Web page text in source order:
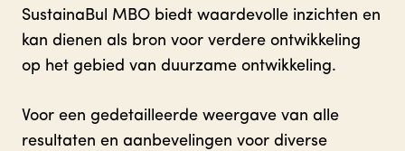
SustainaBul MBO biedt waardevolle inzichten en
kan dienen als bron voor verdere ontwikkeling
op het gebied van duurzame ontwikkeling.
Voor een gedetailleerde weergave van alle
resultaten en aanbevelingen voor diverse